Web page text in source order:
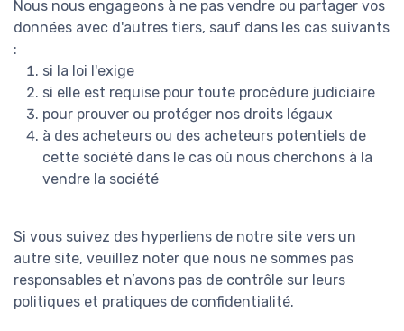
Nous nous engageons à ne pas vendre ou partager vos
données avec d'autres tiers, sauf dans les cas suivants
:
si la loi l'exige
si elle est requise pour toute procédure judiciaire
pour prouver ou protéger nos droits légaux
à des acheteurs ou des acheteurs potentiels de
cette société dans le cas où nous cherchons à la
vendre la société
Si vous suivez des hyperliens de notre site vers un
autre site, veuillez noter que nous ne sommes pas
responsables et n’avons pas de contrôle sur leurs
politiques et pratiques de confidentialité.